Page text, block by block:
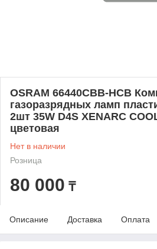
OSRAM 66440CBB-HCB
газоразрядных ламп
2шт 35W D4S XENARC
цветовая
Нет в наличии
Розница
80 000 ₸
Описание Доставка Оплата